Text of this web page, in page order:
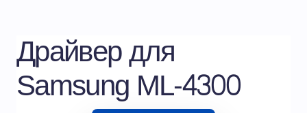
Драйвер для
Samsung ML-4300